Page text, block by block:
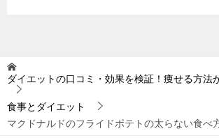
ダイエットの口コミ・効果を検証！痩せる方法
食事とダイエット
マクドナルドのフライドポテトの太らない食べ